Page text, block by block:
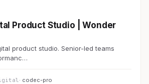
Product Studio | Wonder
product studio. Senior-led teams
· codec-pro